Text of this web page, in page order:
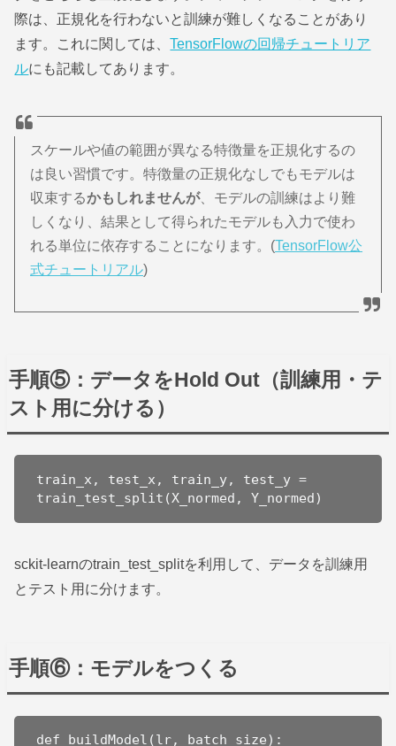
際は、正規化を行わないと訓練が難しくなることがあり
ます。これに関しては、TensorFlowの回帰チュートリア
ルにも記載してあります。
スケールや値の範囲が異なる特徴量を正規化するの
は良い習慣です。特徴量の正規化なしでもモデルは
収束するかもしれませんが、モデルの訓練はより難
しくなり、結果として得られたモデルも入力で使わ
れる単位に依存することになります。(TensorFlow公
式チュートリアル)
手順⑤：データをHold Out（訓練用・テ
スト用に分ける）
train_x, test_x, train_y, test_y =
train_test_split(X_normed, Y_normed)
sckit-learnのtrain_test_splitを利用して、データを訓練用
とテスト用に分けます。
手順⑥：モデルをつくる
def buildModel(lr, batch_size):